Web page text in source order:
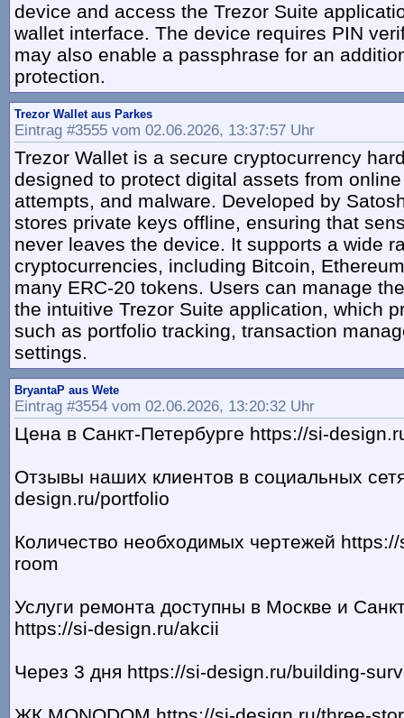
device and access the Trezor Suite
wallet interface. The device requires PIN
may also enable a passphrase for an
protection.
Trezor Wallet aus Parkes
Eintrag #3555 vom 02.06.2026, 13:37:57 Uhr
Trezor Wallet is a secure cryptocurrency
designed to protect digital assets from
attempts, and malware. Developed by
stores private keys offline, ensuring that
never leaves the device. It supports a wide
cryptocurrencies, including Bitcoin,
many ERC-20 tokens. Users can manage
the intuitive Trezor Suite application, which
such as portfolio tracking, transaction
settings.
BryantaP aus Wete
Eintrag #3554 vom 02.06.2026, 13:20:32 Uhr
Цена в Санкт-Петербурге https://si-
Отзывы наших клиентов в социальных
design.ru/portfolio
Количество необходимых чертежей
room
Услуги ремонта доступны в Москве и
https://si-design.ru/akcii
Через 3 дня https://si-design.ru/building-